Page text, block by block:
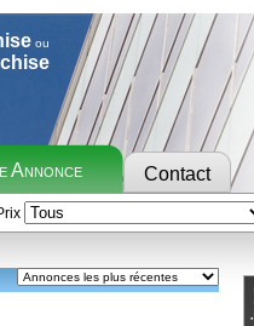
ou
Annonce Contact